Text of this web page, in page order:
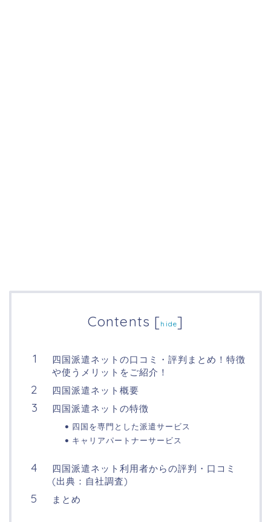
Contents [hide]
四国派遣ネットの口コミ・評判まとめ！特徴
や使うメリットをご紹介！
四国派遣ネット概要
四国派遣ネットの特徴
四国を専門とした派遣サービス
キャリアパートナーサービス
四国派遣ネット利用者からの評判・口コミ
(出典：自社調査)
まとめ